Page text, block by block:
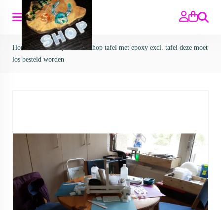
Zoeken
Home>Workshops>workshop tafel met epoxy excl. tafel deze moet
los besteld worden